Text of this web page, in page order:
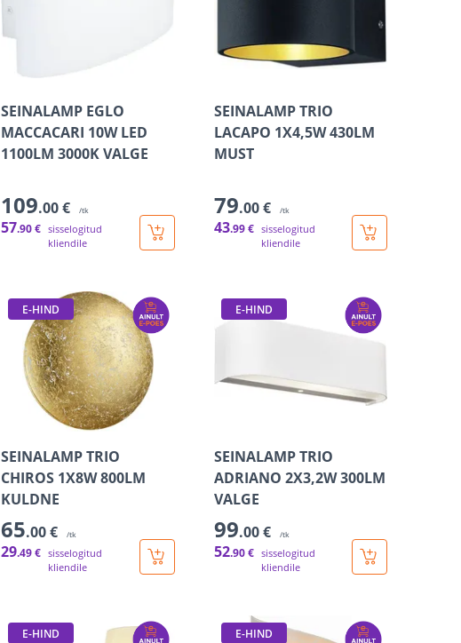
SEINALAMP EGLO
MACCACARI 10W LED
1100LM 3000K VALGE
109.00 € /tk
57.90 € sisselogitud
kliendile
SEINALAMP TRIO
LACAPO 1X4,5W 430LM
MUST
79.00 € /tk
43.99 € sisselogitud
kliendile
E-HIND
SEINALAMP TRIO
CHIROS 1X8W 800LM
KULDNE
65.00 € /tk
29.49 € sisselogitud
kliendile
E-HIND
SEINALAMP TRIO
ADRIANO 2X3,2W 300LM
VALGE
99.00 € /tk
52.90 € sisselogitud
kliendile
E-HIND E-HIND